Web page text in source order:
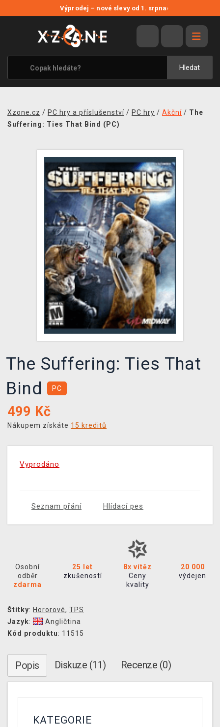
Výprodej – nové slevy od 1. srpna›
Hledat
VÝPRODEJ
VIDEOHRY
XZONE ORIGINALS
TÉMATIKY
MERCHANDISE
KONTAKT
DOPRAVA
XZONE KLUB
TCG & BOARDGAME HUB
VÝKUP HER (BAZAR)
Xzone.cz / PC hry a příslušenství / PC hry / Akční / The
Suffering: Ties That Bind (PC)
The Suffering: Ties That
Bind
PC
499 Kč
Nákupem získáte 15 kreditů
Vyprodáno
Seznam přání Hlídací pes
Osobní
odběr
zdarma
25 let
zkušeností
8x vítěz
Ceny
kvality
20 000
výdejen
Štítky: Hororové, TPS
Jazyk:
Angličtina
Kód produktu: 11515
Popis Diskuze (11) Recenze (0)
KATEGORIE